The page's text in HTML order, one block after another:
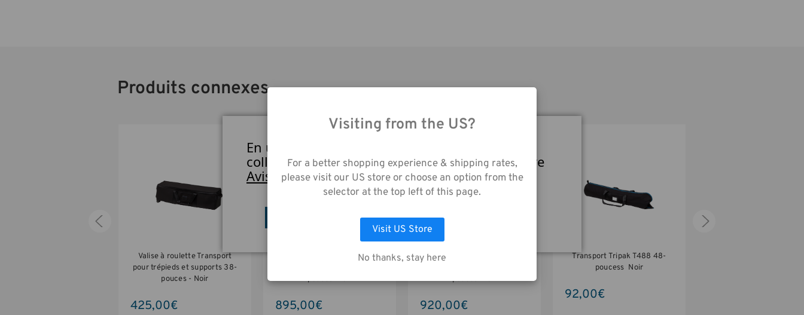
Produits connexes
Valise à roulette Transport
pour trépieds et supports 38-
pouces - Noir
425,00€
Valise à roulettes Transport
pouces  Noir
895,00€
Valise à roulettes Transport
pouces  Noir
920,00€
Transport Tripak T488 48-
poucess  Noir
92,00€
En utilisant notre site web, vous acceptez la
collecte de données telle que décrite dans notre
Avis de Confidentialité.
LAISSEZ MOI CHOISIR ACCEPTER TOUS LES COOKIES
Visiting from the US?
For a better shopping experience & shipping rates,
please visit our US store or choose an option from the
selector at the top left of this page.
Visit US Store
No thanks, stay here